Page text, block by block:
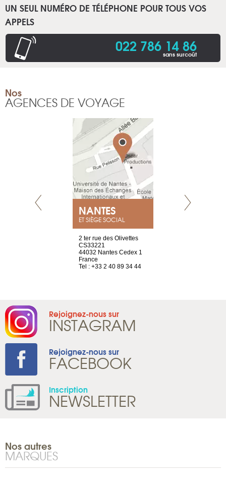
UN SEUL NUMÉRO DE TÉLÉPHONE POUR TOUS VOS
APPELS
022 786 14 86
sans surcoût
Nos
AGENCES DE VOYAGE
NANTES
ET SIÈGE SOCIAL
2 ter rue des Olivettes
CS33221
44032 Nantes Cedex 1
France
Tel : +33 2 40 89 34 44
Rejoignez-nous sur
INSTAGRAM
Rejoignez-nous sur
FACEBOOK
Inscription
NEWSLETTER
Nos autres
MARQUES